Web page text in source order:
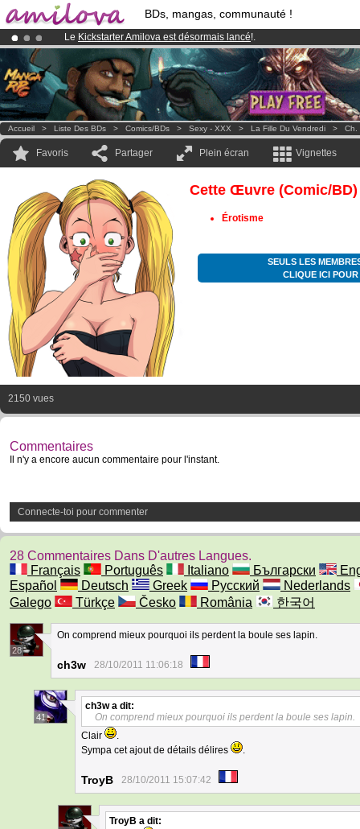
BDs, mangas, communauté !
Le Kickstarter Amilova est désormais lancé!.
Abonnement premium: à partir de3.95 eurospar mois !Clique ici
Déjà 100000membreset 1000BDs & Mangas!
Accueil > Liste Des BDs > Comics/BDs > Sexy - XXX > La Fille Du Vendredi > Ch.
Favoris Partager Plein écran Vignettes
Cette Œuvre (comic/
Érotisme
SEULS LES
CLIQUE ICI
2150 vues
Commentaires
Il n'y a encore aucun commentaire pour l'instant.
Connecte-toi pour commenter
28 Commentaires Dans D'autres Langues.
Français
Português Italiano Български
Español
Deutsch Greek Русский
Nederlands
Galego
Türkçe Česko România 한국어
28
On comprend mieux pourquoi ils perdent la boule ses lapin.
ch3w 28/10/2011 11:06:18
41
ch3wa dit:
On comprend mieux pourquoi ils perdent la boule ses lapin.
Clair
.
Sympa cet ajout de détails délires
.
TroyB 28/10/2011 15:07:42
TroyB a dit: